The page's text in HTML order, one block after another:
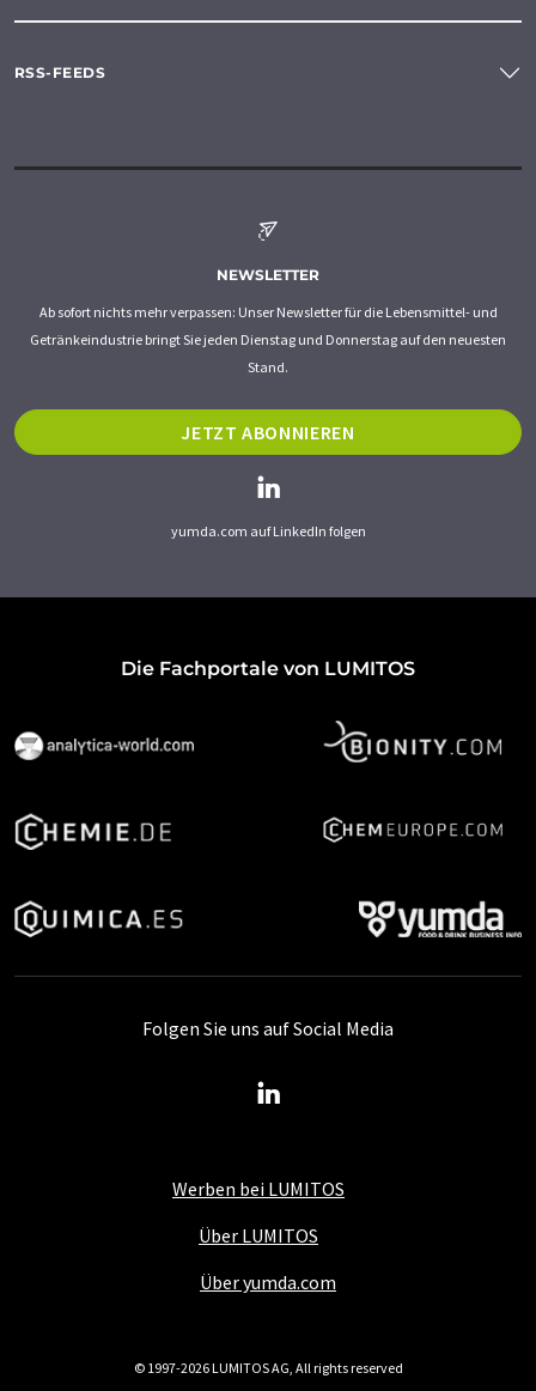
RSS-FEEDS
NEWSLETTER
Ab sofort nichts mehr verpassen: Unser Newsletter für die Lebensmittel- und
Getränkeindustrie bringt Sie jeden Dienstag und Donnerstag auf den neuesten
Stand.
JETZT ABONNIEREN
yumda.com auf LinkedIn folgen
Die Fachportale von LUMITOS
Werben bei LUMITOS
Über LUMITOS
Über yumda.com
Folgen Sie uns auf Social Media
© 1997-2026 LUMITOS AG, All rights reserved